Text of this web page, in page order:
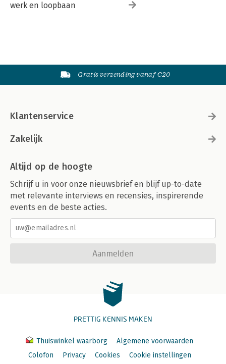
werk en loopbaan
Gratis verzending vanaf €20
Klantenservice
Zakelijk
Altijd op de hoogte
Schrijf u in voor onze nieuwsbrief en blijf up-to-date
met relevante interviews en recensies, inspirerende
events en de beste acties.
Aanmelden
PRETTIG KENNIS MAKEN
Thuiswinkel waarborg
Algemene voorwaarden
Colofon
Privacy Cookies Cookie instellingen